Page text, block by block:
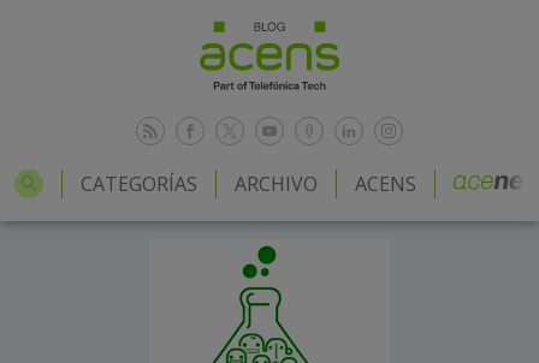
CATEGORÍAS ARCHIVO ACENS